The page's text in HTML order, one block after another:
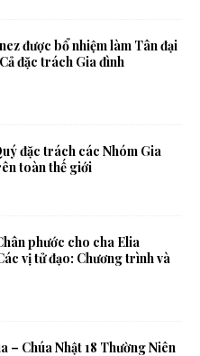
được bổ nhiệm làm Tân đại
đặc trách Gia đình
đặc trách các Nhóm Gia
toàn thế giới
phước cho cha Elia
vị tử đạo: Chương trình và
– Chúa Nhật 18 Thường Niên